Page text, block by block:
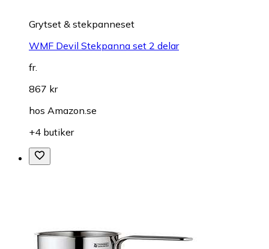
Grytset & stekpanneset
WMF Devil Stekpanna set 2 delar
fr.
867 kr
hos Amazon.se
+4 butiker